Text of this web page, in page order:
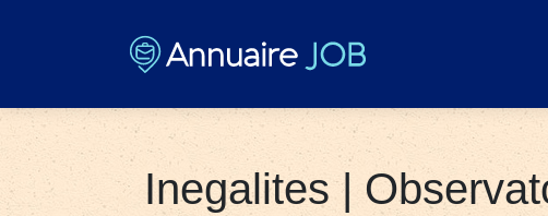
Inegalites |